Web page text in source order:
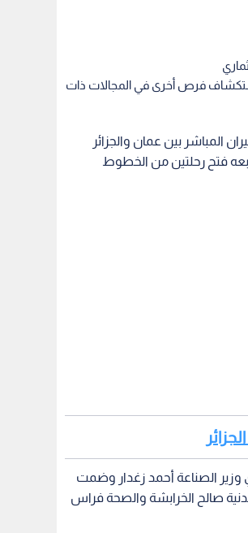
استكشاف فرص أخرى في المجالات ذات
المباشر بين عمان والجزائر
ويتبعه فتح رحلتين من الخطوط
وزير الصناعة أحمد زغدار وضمت
صالح الخرابشة والصحة فراس